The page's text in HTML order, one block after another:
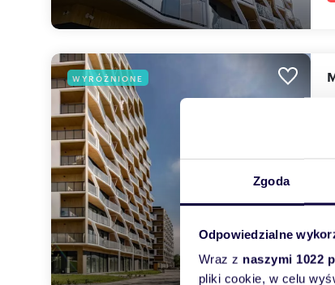
Zgoda
Odpowiedzialne
Wraz z naszymi 1022
pliki cookie, w celu
WYRÓŻNIONE